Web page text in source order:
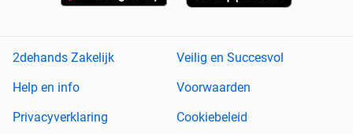
2dehands Zakelijk
Veilig en Succesvol
Help en info
Voorwaarden
Privacyverklaring
Cookiebeleid